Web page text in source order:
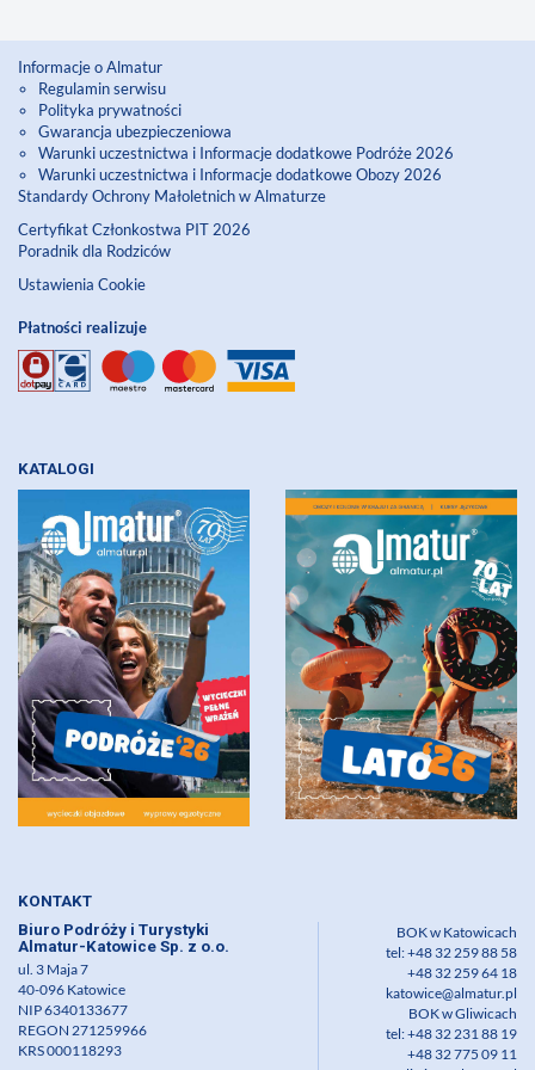
Informacje o Almatur
Regulamin serwisu
Polityka prywatności
Gwarancja ubezpieczeniowa
Warunki uczestnictwa i Informacje dodatkowe Podróże 2026
Warunki uczestnictwa i Informacje dodatkowe Obozy 2026
Standardy Ochrony Małoletnich w Almaturze
Certyfikat Członkostwa PIT 2026
Poradnik dla Rodziców
Ustawienia Cookie
Płatności realizuje
KATALOGI
KONTAKT
Biuro Podróży i Turystyki
Almatur-Katowice Sp. z o.o.
ul. 3 Maja 7
40-096 Katowice
NIP 6340133677
REGON 271259966
KRS 000118293
BOK w Katowicach
tel: +48 32 259 88 58
+48 32 259 64 18
katowice@almatur.pl
BOK w Gliwicach
tel: +48 32 231 88 19
+48 32 775 09 11